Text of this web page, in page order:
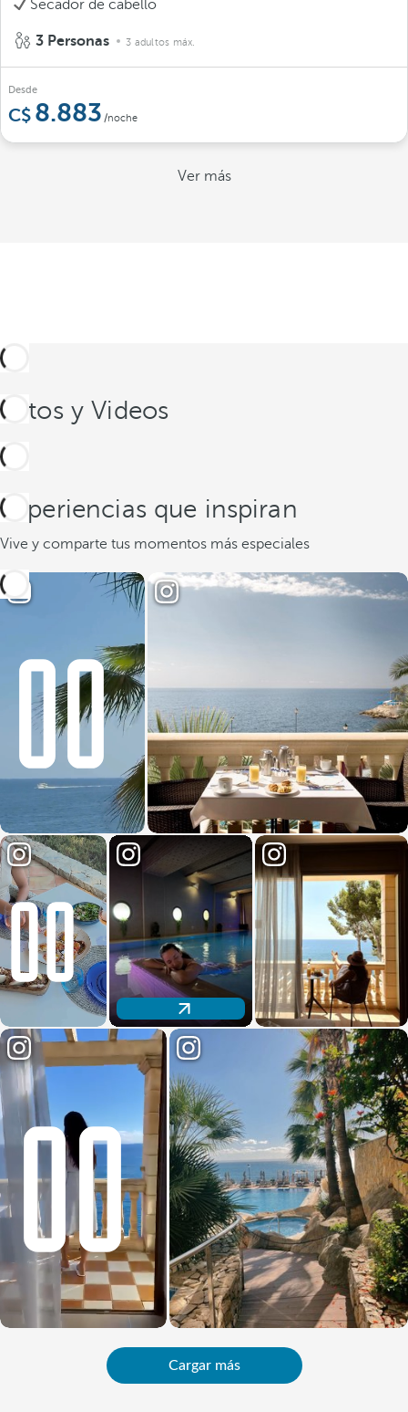
Secador de cabello
3 Personas 3 adultos máx.
Desde
8.883 /noche
Ver más
Fotos y Videos
Experiencias que inspiran
Vive y comparte tus momentos más especiales
Descubre nuestro espacio wellness
Cargar más